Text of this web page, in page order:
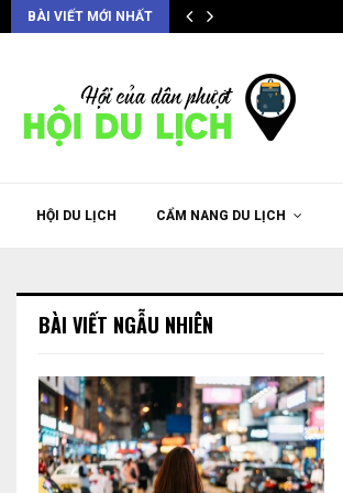
BÀI VIẾT MỚI NHẤT
HỘI DU LỊCH CẨM NANG DU LỊCH
BÀI VIẾT NGẪU NHIÊN